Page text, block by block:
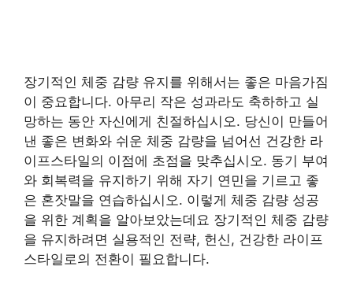
장기적인 체중 감량 유지를 위해서는 좋은 마음가짐
이 중요합니다. 아무리 작은 성과라도 축하하고 실
망하는 동안 자신에게 친절하십시오. 당신이 만들어
낸 좋은 변화와 쉬운 체중 감량을 넘어선 건강한 라
이프스타일의 이점에 초점을 맞추십시오. 동기 부여
와 회복력을 유지하기 위해 자기 연민을 기르고 좋
은 혼잣말을 연습하십시오. 이렇게 체중 감량 성공
을 위한 계획을 알아보았는데요 장기적인 체중 감량
을 유지하려면 실용적인 전략, 헌신, 건강한 라이프
스타일로의 전환이 필요합니다.